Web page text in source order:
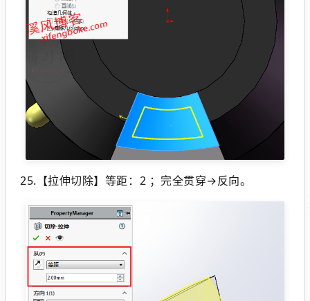
25.【拉伸切除】等距：2 ；完全贯穿→反向。